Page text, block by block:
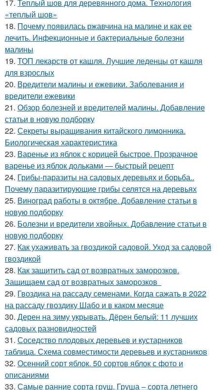
17. Теплый шов для деревянного дома. Технология
«теплый шов»
18. Почему появилась ржавчина на малине и как ее
лечить. Инфекционные и бактериальные болезни
малины
19. ТОП лекарств от кашля. Лучшие леденцы от кашля
для взрослых
20. Вредители малины и ежевики. Заболевания и
вредители ежевики
21. Обзор болезней и вредителей малины. Добавление
статьи в новую подборку
22. Секреты выращивания китайского лимонника.
Биологическая характеристика
23. Варенье из яблок с корицей быстрое. Прозрачное
варенье из яблок дольками — быстрый рецепт
24. Грибы-паразиты на садовых деревьях и борьба..
Почему паразитирующие грибы селятся на деревьях
25. Виноград работы в октябре. Добавление статьи в
новую подборку
26. Болезни и вредители хвойных. Добавление статьи в
новую подборку
27. Как ухаживать за гвоздикой садовой. Уход за садовой
гвоздикой
28. Как защитить сад от возвратных заморозков.
Защищаем сад от возвратных заморозков
29. Гвоздика на рассаду семенами. Когда сажать в 2022
на рассаду гвоздику Шабо и в каком месяце
30. Дерен на зиму укрывать. Дёрен белый: 11 лучших
садовых разновидностей
31. Соседство плодовых деревьев и кустарников
таблица. Схема совместимости деревьев и кустарников
32. Осенний сорт яблок. 50 сортов яблок с фото и
описаниями
33. Самые ранние сорта груш. Груша – сорта летнего